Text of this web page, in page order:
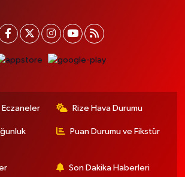
Rize Hava Durumu
Puan Durumu ve Fikstür
Son Dakika Haberleri